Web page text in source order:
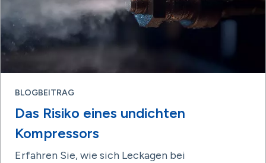
BLOGBEITRAG
Das Risiko eines undichten
Kompressors
Erfahren Sie, wie sich Leckagen bei